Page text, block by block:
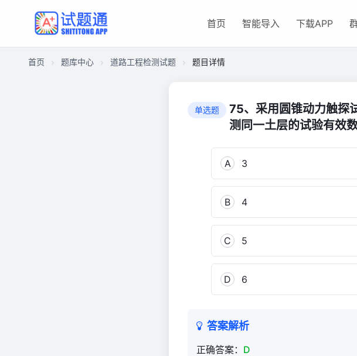
首页 智能导入 下载APP
首页 题库中心 道路工程检测试题 题目详情
单选题
75、采用圆锥动力触探
测同一土层的试验有效
A 3
B 4
C 5
D 6
答案解析
正确答案： D